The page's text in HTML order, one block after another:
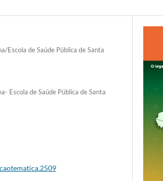
Escola de Saúde Pública de Santa
Escola de Saúde Pública de Santa